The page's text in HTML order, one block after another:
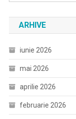
ARHIVE
iunie 2026
mai 2026
aprilie 2026
februarie 2026